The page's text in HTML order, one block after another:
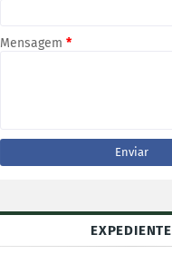
Mensagem *
EXPEDIENTE